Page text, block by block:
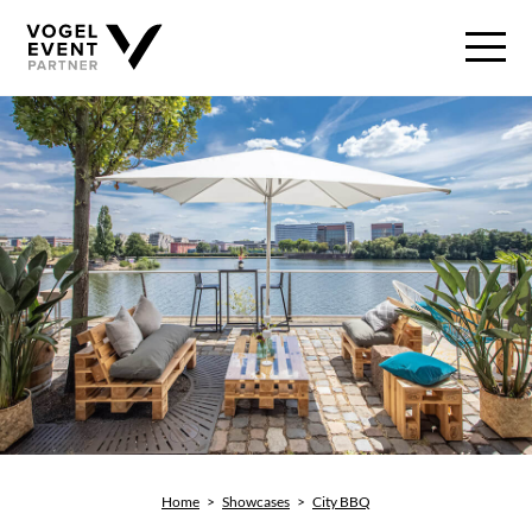
Home > Showcases > City BBQ